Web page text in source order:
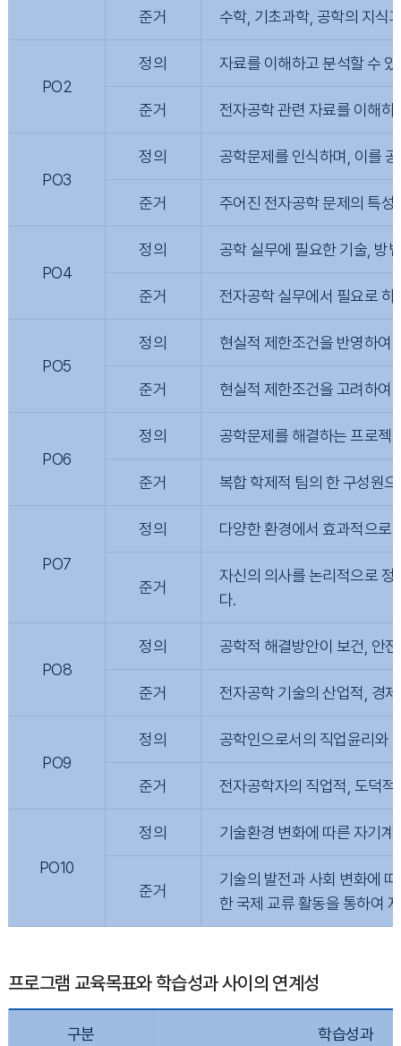
준거 수학, 기초과학, 공학의 지식
PO2
정의 자료를 이해하고 분석할 수
준거 전자공학 관련 자료를 이해
PO3
정의 공학문제를 인식하며, 이를
준거 주어진 전자공학 문제의 특
PO4
정의 공학 실무에 필요한 기술, 방
준거 전자공학 실무에서 필요로
PO5
정의 현실적 제한조건을 반영하여
준거 현실적 제한조건을 고려하여
PO6
정의 공학문제를 해결하는 프로젝
준거 복합 학제적 팀의 한 구성원
PO7
정의 다양한 환경에서 효과적으로
준거
자신의 의사를 논리적으로
다.
PO8
정의 공학적 해결방안이 보건, 안
준거 전자공학 기술의 산업적, 경
PO9
정의 공학인으로서의 직업윤리와
준거 전자공학자의 직업적, 도덕
PO10
정의 기술환경 변화에 따른 자기
준거
기술의 발전과 사회 변화에
한 국제 교류 활동을 통하여
프로그램 교육목표와 학습성과 사이의 연계성
구분 학습성과